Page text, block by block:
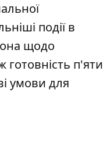
події в
щодо
п'яти
умови для